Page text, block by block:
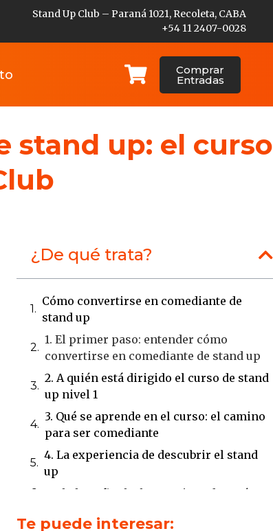
Stand Up Club – Paraná 1021, Recoleta, CABA
+54 11 2407-0028
Comprar
Entradas
stand up: el curso
¿De qué trata?
Cómo convertirse en comediante de
stand up
1. El primer paso: entender cómo
convertirse en comediante de stand up
2. A quién está dirigido el curso de stand
up nivel 1
3. Qué se aprende en el curso: el camino
para ser comediante
4. La experiencia de descubrir el stand
up
5. El show final y lo que viene después
Cierre
Te puede interesar: